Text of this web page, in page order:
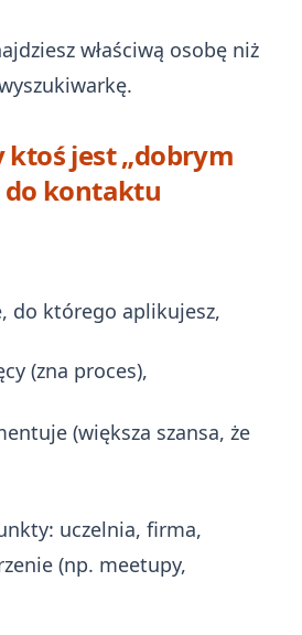
właściwą osobę niż
ktoś jest „dobrym
kontaktu
do którego aplikujesz,
(zna proces),
(większa szansa, że
uczelnia, firma,
(np. meetupy,